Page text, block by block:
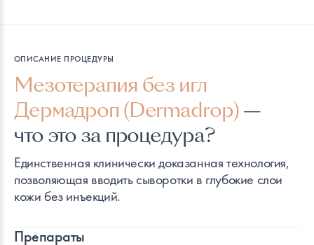
ОПИСАНИЕ ПРОЦЕДУРЫ
Мезотерапия без игл
Дермадроп (Dermadrop)—
что это за процедура?
Единственная клинически доказанная технология,
позволяющая вводить сыворотки в глубокие слои
кожи без инъекций.
Препараты